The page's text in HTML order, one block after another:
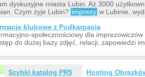
dyskusyjne miasta Lubin. Aż 3000
Czym żyje Lubin? imprezy w Lubinie,
klubowe z Podkarpacia
społecznościowy dla
do dużej bazy zdjęć, relacji, zapowiedzi
Szybki katalog PR5
Hosting